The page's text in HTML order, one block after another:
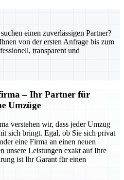
einen zuverlässigen Partner?
von der ersten Anfrage bis zum
transparent und
– Ihr Partner für
Umzüge
verstehen wir, dass jeder Umzug
sich bringt. Egal, ob Sie sich privat
eine Firma an einen neuen
unsere Leistungen exakt auf Ihre
ist Ihr Garant für einen